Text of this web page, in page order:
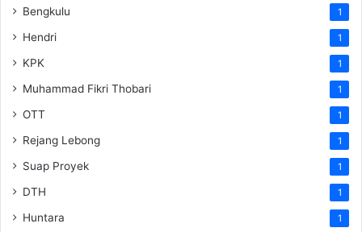
Bengkulu 1
Hendri 1
KPK 1
Muhammad Fikri Thobari 1
OTT 1
Rejang Lebong 1
Suap Proyek 1
DTH 1
Huntara 1